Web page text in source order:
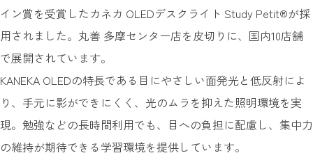
イン賞を受賞したカネカ OLEDデスクライト Study Petit®が採
用されました。丸善 多摩センター店を皮切りに、国内10店舗
で展開されています。
KANEKA OLEDの特長である目にやさしい面発光と低反射によ
り、手元に影ができにくく、光のムラを抑えた照明環境を実
現。勉強などの長時間利用でも、目への負担に配慮し、集中力
の維持が期待できる学習環境を提供しています。